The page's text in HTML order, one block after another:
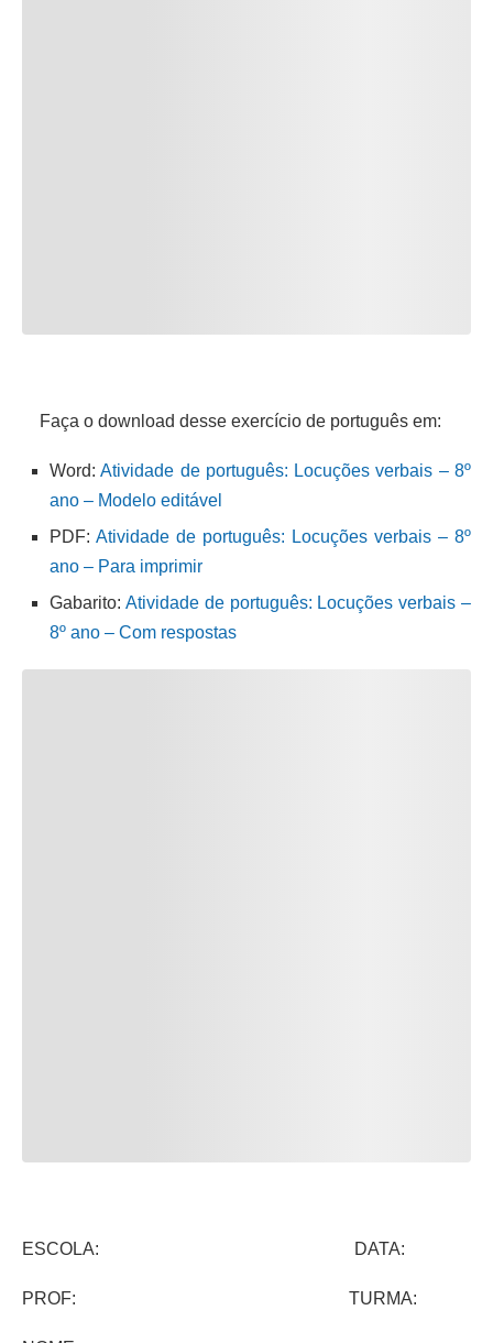
Faça o download desse exercício de português em:
Word:Atividade de português: Locuções verbais – 8º
ano – Modelo editável
PDF: Atividade de português: Locuções verbais – 8º
ano – Para imprimir
Gabarito: Atividade de português: Locuções verbais –
8º ano – Com respostas
ESCOLA: DATA:
PROF: TURMA: